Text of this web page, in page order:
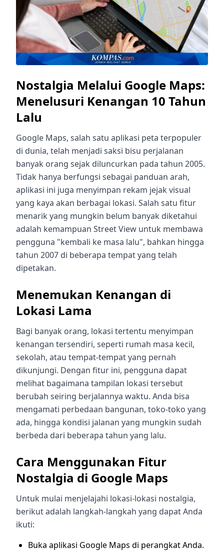
Nostalgia Melalui Google Maps:
Menelusuri Kenangan 10 Tahun
Lalu
Google Maps, salah satu aplikasi peta terpopuler
di dunia, telah menjadi saksi bisu perjalanan
banyak orang sejak diluncurkan pada tahun 2005.
Tidak hanya berfungsi sebagai panduan arah,
aplikasi ini juga menyimpan rekam jejak visual
yang kaya akan berbagai lokasi. Salah satu fitur
menarik yang mungkin belum banyak diketahui
adalah kemampuan Street View untuk membawa
pengguna "kembali ke masa lalu", bahkan hingga
tahun 2007 di beberapa tempat yang telah
dipetakan.
Menemukan Kenangan di
Lokasi Lama
Bagi banyak orang, lokasi tertentu menyimpan
kenangan tersendiri, seperti rumah masa kecil,
sekolah, atau tempat-tempat yang pernah
dikunjungi. Dengan fitur ini, pengguna dapat
melihat bagaimana tampilan lokasi tersebut
berubah seiring berjalannya waktu. Anda bisa
mengamati perbedaan bangunan, toko-toko yang
ada, hingga kondisi jalanan yang mungkin sudah
berbeda dari beberapa tahun yang lalu.
Cara Menggunakan Fitur
Nostalgia di Google Maps
Untuk mulai menjelajahi lokasi-lokasi nostalgia,
berikut adalah langkah-langkah yang dapat Anda
ikuti:
Buka aplikasi Google Maps di perangkat Anda.